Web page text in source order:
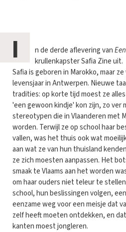
I n de derde aflevering van
krullenkapster Safia Zine uit.
Safia is geboren in Marokko, maar
levensjaar in Antwerpen. Nieuwe
tradities: op korte tijd moest ze
'een gewoon kindje' kon zijn, zo ver
stereotypen die in Vlaanderen met
worden. Terwijl ze op school haar
vallen, was het thuis ook wat
aan wat ze van hun thuisland
ze zich moesten aanpassen. Het
smaak te Vlaams aan het worden
om haar ouders niet teleur te
school, hun beslissingen volgen,
eenzame weg voor een meisje dat
zelf heeft moeten ontdekken, en
kanten moest jongleren.